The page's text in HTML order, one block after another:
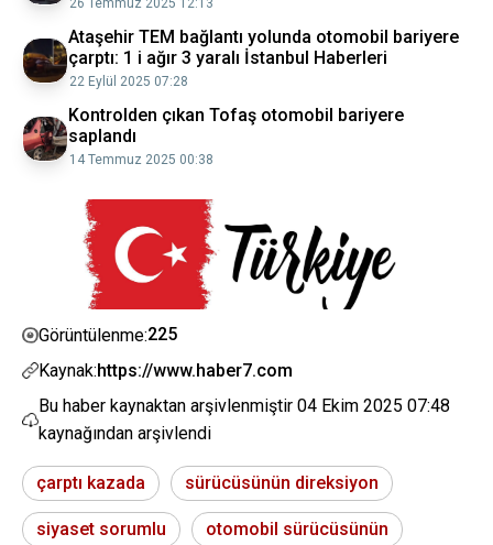
26 Temmuz 2025 12:13
Ataşehir TEM bağlantı yolunda otomobil bariyere
çarptı: 1 i ağır 3 yaralı İstanbul Haberleri
22 Eylül 2025 07:28
Kontrolden çıkan Tofaş otomobil bariyere
saplandı
14 Temmuz 2025 00:38
Görüntülenme:225
Kaynak:https://www.haber7.com
Bu haber kaynaktan arşivlenmiştir 04 Ekim 2025 07:48
kaynağından arşivlendi
çarptı kazada sürücüsünün direksiyon
siyaset sorumlu otomobil sürücüsünün